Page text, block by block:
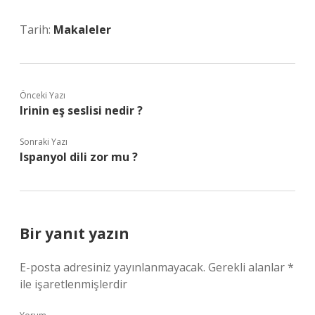
Tarih: Makaleler
Önceki Yazı
Irinin eş seslisi nedir ?
Sonraki Yazı
Ispanyol dili zor mu ?
Bir yanıt yazın
E-posta adresiniz yayınlanmayacak. Gerekli alanlar*
ile işaretlenmişlerdir